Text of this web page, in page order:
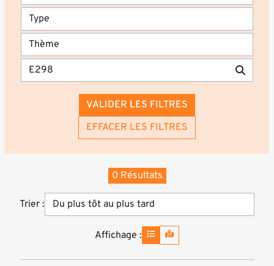
VALIDER LES FILTRES
EFFACER LES FILTRES
Trier :
0 Résultats
Affichage :